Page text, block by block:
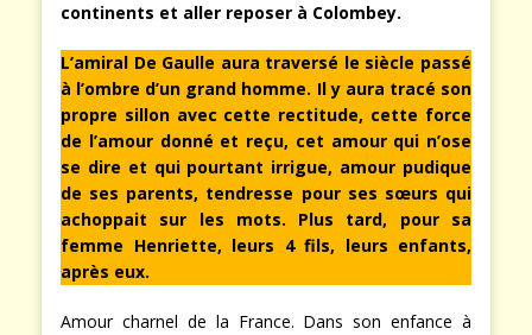
continents et aller reposer à Colombey.
L’amiral De Gaulle aura traversé le siècle passé
à l’ombre d’un grand homme. Il y aura tracé son
propre sillon avec cette rectitude, cette force
de l’amour donné et reçu, cet amour qui n’ose
se dire et qui pourtant irrigue, amour pudique
de ses parents, tendresse pour ses sœurs qui
achoppait sur les mots. Plus tard, pour sa
femme Henriette, leurs 4 fils, leurs enfants,
après eux.
Amour charnel de la France. Dans son enfance à